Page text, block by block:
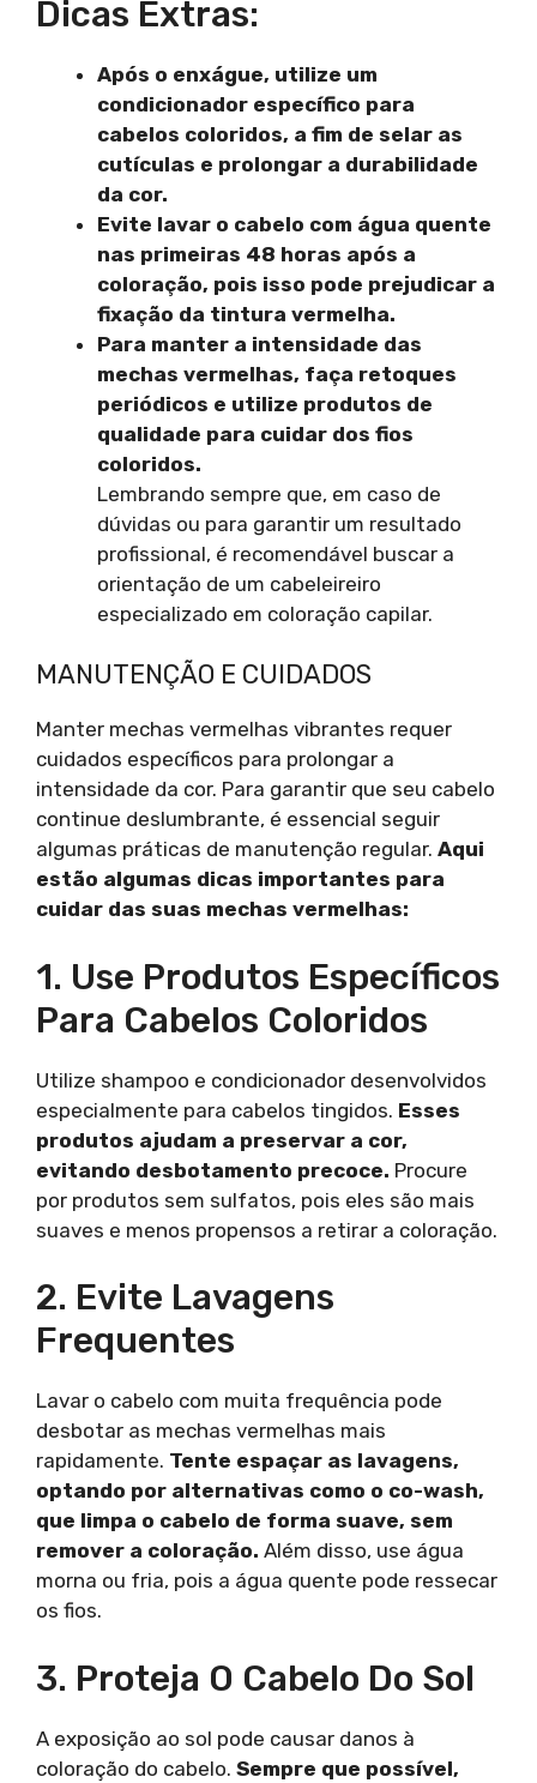
Dicas Extras:
Após o enxágue, utilize um
condicionador específico para
cabelos coloridos, a fim de selar as
cutículas e prolongar a durabilidade
da cor.
Evite lavar o cabelo com água quente
nas primeiras 48 horas após a
coloração, pois isso pode prejudicar a
fixação da tintura vermelha.
Para manter a intensidade das
mechas vermelhas, faça retoques
periódicos e utilize produtos de
qualidade para cuidar dos fios
coloridos.
Lembrando sempre que, em caso de
dúvidas ou para garantir um resultado
profissional, é recomendável buscar a
orientação de um cabeleireiro
especializado em coloração capilar.
MANUTENÇÃO E CUIDADOS
Manter mechas vermelhas vibrantes requer
cuidados específicos para prolongar a
intensidade da cor. Para garantir que seu cabelo
continue deslumbrante, é essencial seguir
algumas práticas de manutenção regular. Aqui
estão algumas dicas importantes para
cuidar das suas mechas vermelhas:
1. Use Produtos Específicos
Para Cabelos Coloridos
Utilize shampoo e condicionador desenvolvidos
especialmente para cabelos tingidos. Esses
produtos ajudam a preservar a cor,
evitando desbotamento precoce. Procure
por produtos sem sulfatos, pois eles são mais
suaves e menos propensos a retirar a coloração.
2. Evite Lavagens
Frequentes
Lavar o cabelo com muita frequência pode
desbotar as mechas vermelhas mais
rapidamente. Tente espaçar as lavagens,
optando por alternativas como o co-wash,
que limpa o cabelo de forma suave, sem
remover a coloração. Além disso, use água
morna ou fria, pois a água quente pode ressecar
os fios.
3. Proteja O Cabelo Do Sol
A exposição ao sol pode causar danos à
coloração do cabelo. Sempre que possível,